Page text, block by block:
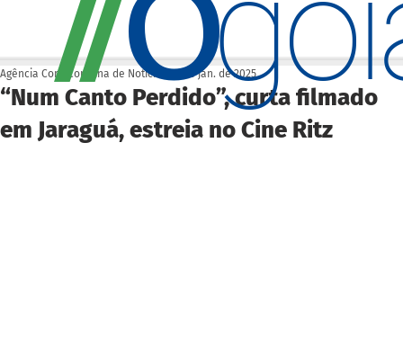
“Num Canto Perdido”, curta filmado
em Jaraguá, estreia no Cine Ritz
Agência Cora Coralina de Notícias 23 de jan. de 2025